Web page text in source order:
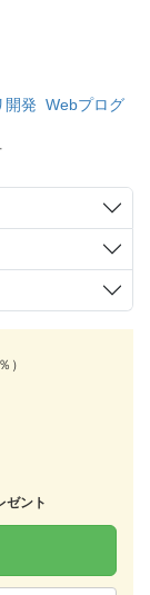
開発 Webプログ
）
ゼント